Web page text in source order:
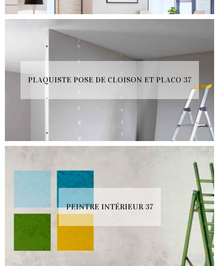
PLAQUISTE POSE DE CLOISON ET PLACO 37
PEINTRE INTÉRIEUR 37